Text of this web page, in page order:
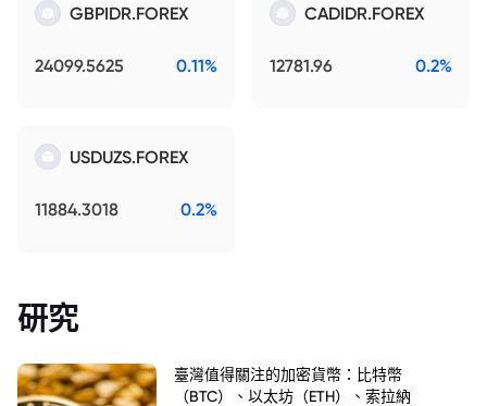
GBPIDR.FOREX
24099.5625 0.11%
CADIDR.FOREX
12781.96 0.2%
USDUZS.FOREX
11884.3018 0.2%
研究
臺灣值得關注的加密貨幣：比特幣
（BTC）、以太坊（ETH）、索拉納